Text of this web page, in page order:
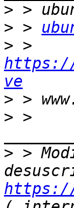
>
> >
>
ve
>
> >
> >